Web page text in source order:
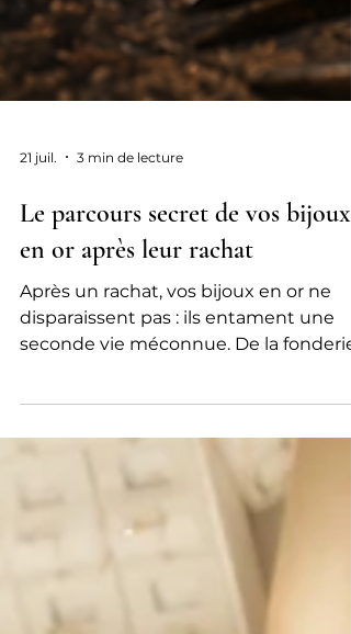
21 juil.
Le parcours secret de vos bijoux
en or après leur rachat
Après un rachat, vos bijoux en or ne
secret de vos anciennes bagues et
chaînes, qui renaissent sous forme de
lingots, de nouveaux bijoux ou de
composants high-tech. Un cycle
vertueux qui limite l’impact des mines
et donne une nouvelle jeunesse à l’or.